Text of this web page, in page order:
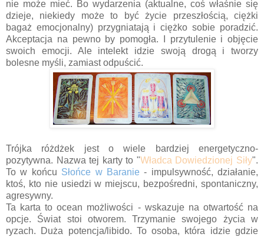
nie może mieć. Bo wydarzenia (aktualne, coś właśnie się
dzieje, niekiedy może to być życie przeszłością, ciężki
bagaż emocjonalny) przygniatają i ciężko sobie poradzić.
Akceptacja na pewno by pomogła. I przytulenie i objęcie
swoich emocji. Ale intelekt idzie swoją drogą i tworzy
bolesne myśli, zamiast odpuścić.
Trójka różdżek jest o wiele bardziej energetyczno-
pozytywna. Nazwa tej karty to "Władca Dowiedzionej Siły".
To w końcu Słońce w Baranie- impulsywność, działanie,
ktoś, kto nie usiedzi w miejscu, bezpośredni, spontaniczny,
agresywny.
Ta karta to ocean możliwości - wskazuje na otwartość na
opcje. Świat stoi otworem. Trzymanie swojego życia w
ryzach. Duża potencja/libido. To osoba, która idzie gdzie